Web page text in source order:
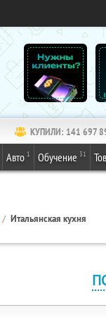
КУПИЛИ: 141 697
Авто 1 Обучение 31
Итальянская кухня